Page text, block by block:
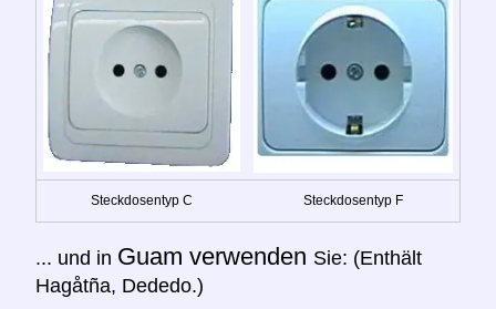
Steckdosentyp C Steckdosentyp F
... und in Guam verwenden Sie: (Enthält
Hagåtña, Dededo.)